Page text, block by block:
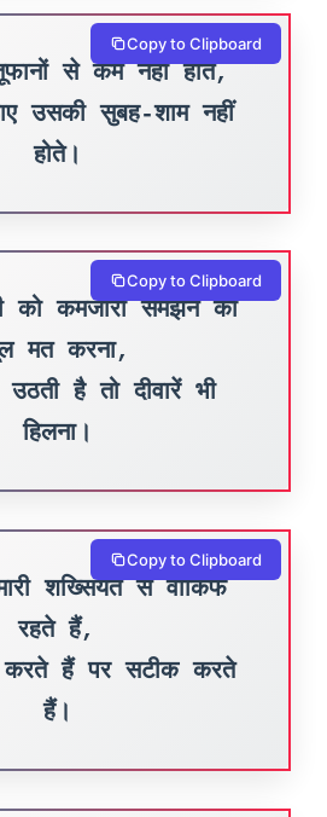
से कम नहीं होते,
उसकी सुबह-शाम नहीं
होते।
Copy to Clipboard
को कमजोरी समझने की
मत करना,
है तो दीवारें भी
हिलना।
Copy to Clipboard
शख्सियत से वाकिफ
रहते हैं,
हैं पर सटीक करते
हैं।
Copy to Clipboard